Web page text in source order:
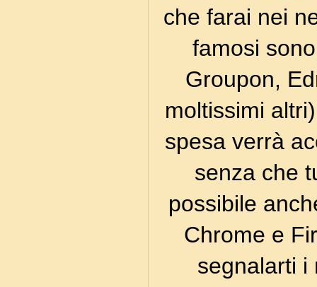
che farai nei
famosi
Groupon,
moltissimi
spesa verrà
senza che
possibile
Chrome e
segnalarti i